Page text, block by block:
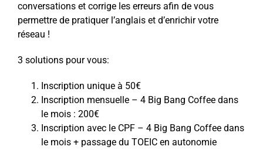
conversations et corrige les erreurs afin de vous
permettre de pratiquer l’anglais et d’enrichir votre
réseau !
3 solutions pour vous:
Inscription unique à 50€
Inscription mensuelle – 4 Big Bang Coffee dans
le mois : 200€
Inscription avec le CPF – 4 Big Bang Coffee dans
le mois + passage du TOEIC en autonomie